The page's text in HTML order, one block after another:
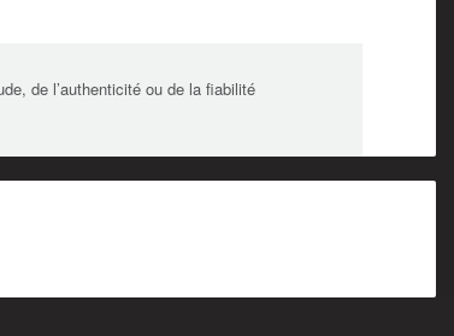
de l’authenticité ou de la fiabilité